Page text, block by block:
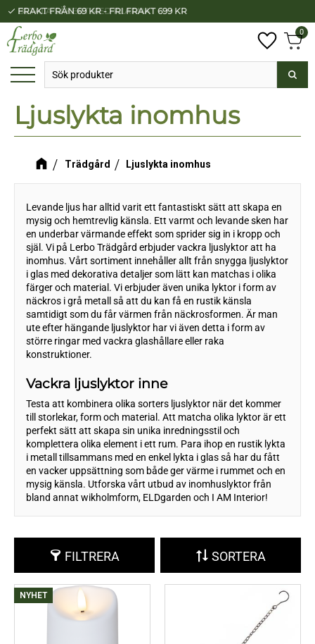
Meny
check FRAKT FRÅN 69 KR - FRI FRAKT 699 KR
check BETALA SÄKERT MED KLARNA
0
Ljuslykta inomhus
Trädgård Ljuslykta inomhus
Levande ljus har alltid varit ett fantastiskt sätt att skapa en
mysig och hemtrevlig känsla. Ett varmt och levande sken har
en underbar värmande effekt som sprider sig in i kropp och
själ. Vi på Lerbo Trädgård erbjuder vackra ljuslyktor att ha
inomhus. Vårt sortiment innehåller allt från snygga ljuslyktor
i glas med dekorativa detaljer som lätt kan matchas i olika
färger och material. Vi erbjuder även unika lyktor i form av
näckros i grå metall så att du kan få en rustik känsla
samtidigt som du får värmen från näckrosformen. Är man
ute efter hängande ljuslyktor har vi även detta i form av
större ringar med vackra glashållare eller raka
konstruktioner.
Vackra ljuslyktor inne
Testa att kombinera olika sorters ljuslyktor när det kommer
till storlekar, form och material. Att matcha olika lyktor är ett
perfekt sätt att skapa sin unika inredningsstil och
komplettera olika element i ett rum. Para ihop en rustik lykta
i metall tillsammans med en enkel lykta i glas så har du fått
en vacker uppsättning som både ger värme i rummet och en
mysig känsla. Utforska vårt utbud av inomhuslyktor från
bland annat wikholmform, ELDgarden och I AM Interior!
FILTRERA SORTERA
NYHET